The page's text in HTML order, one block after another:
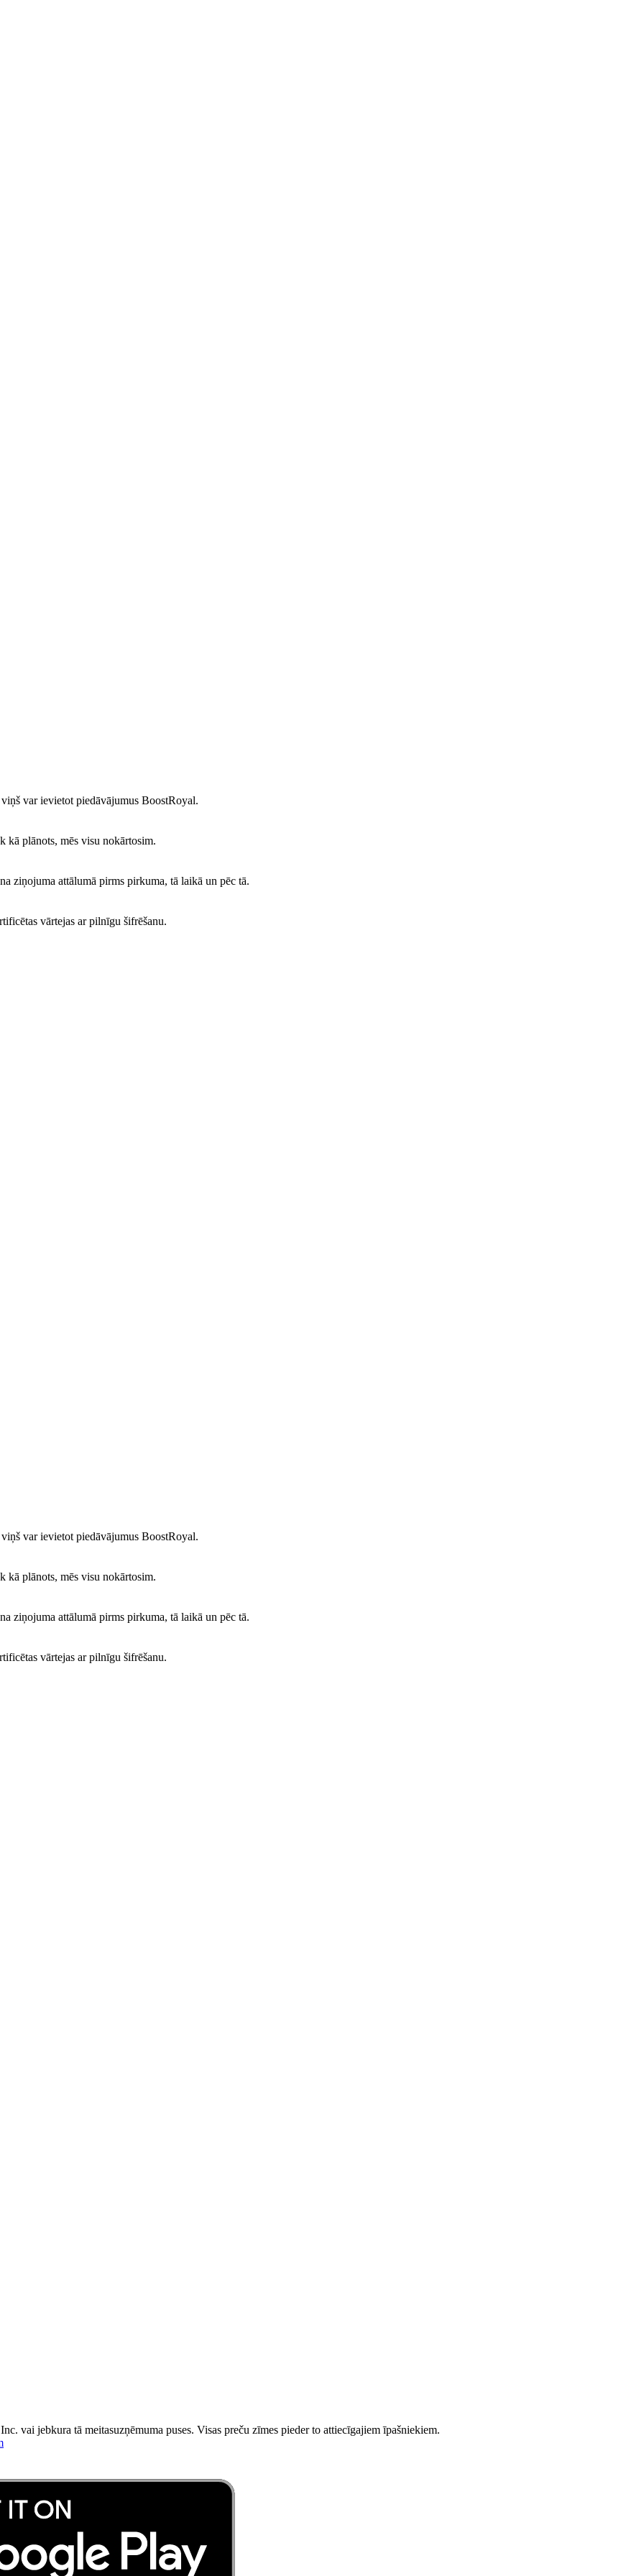
var ievietot piedāvājumus BoostRoyal.
kā plānots, mēs visu nokārtosim.
ziņojuma attālumā pirms pirkuma, tā laikā un pēc tā.
vārtejas ar pilnīgu šifrēšanu.
a new account of the same type for free!
var ievietot piedāvājumus BoostRoyal.
kā plānots, mēs visu nokārtosim.
ziņojuma attālumā pirms pirkuma, tā laikā un pēc tā.
vārtejas ar pilnīgu šifrēšanu.
vai jebkura tā meitasuzņēmuma puses. Visas preču zīmes pieder to attiecīgajiem īpašniekiem.